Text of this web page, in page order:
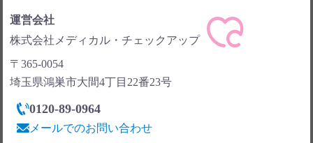
運営会社
株式会社メディカル・チェックアップ
〒365-0054
埼玉県鴻巣市大間4丁目22番23号
0120-89-0964
メールでのお問い合わせ